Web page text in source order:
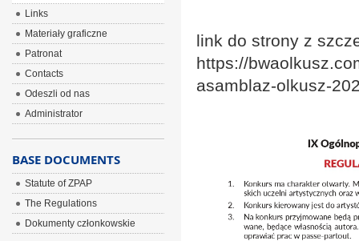
link do strony z
https://
asamblaz-olkusz-
Links
Materiały graficzne
Patronat
Contacts
Odeszli od nas
Administrator
BASE DOCUMENTS
Statute of ZPAP
The Regulations
Dokumenty członkowskie